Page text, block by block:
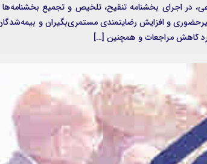
احزاب و تشکلها
اخبار بورس
ارتباطات و
در اجرای بخشنامه تنقیح، تلخیص و تجمیع
و در راستای توسعه‌ خدمات غیرحضوری و افزایش رضایتمندی مستمری‌بگیران و
کاهش مراجعات و همچنین […]